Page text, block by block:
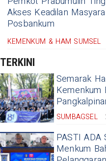
Akses Keadilan
Posbankum
KEMENKUM & HAM SUMSEL
TERKINI
Semarak
Kemenkum
SUMBAGSEL
PASTI ADA
Menkum